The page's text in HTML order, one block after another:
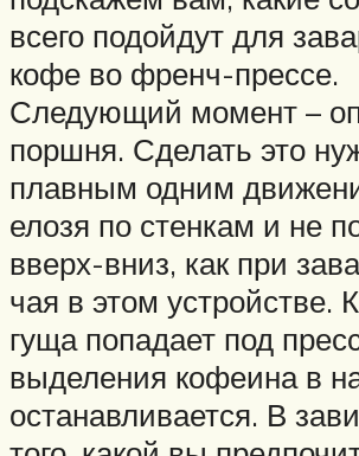
всего подойдут для
кофе во френч-прессе.
Следующий момент –
поршня. Сделать это
плавным одним
елозя по стенкам и не
вверх-вниз, как при
чая в этом устройстве.
гуща попадает под
выделения кофеина в
останавливается. В